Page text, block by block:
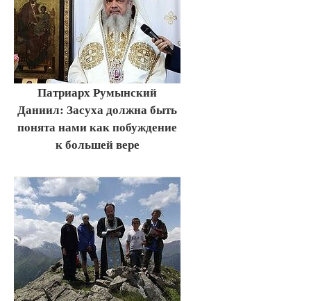
Патриарх Румынский
Даниил: Засуха должна быть
понята нами как побуждение
к большей вере